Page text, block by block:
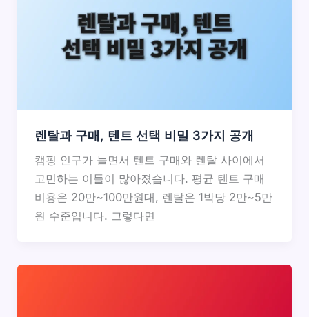
렌탈과 구매, 텐트 선택 비밀 3가지 공개
캠핑 인구가 늘면서 텐트 구매와 렌탈 사이에서
고민하는 이들이 많아졌습니다. 평균 텐트 구매
비용은 20만~100만원대, 렌탈은 1박당 2만~5만
원 수준입니다. 그렇다면